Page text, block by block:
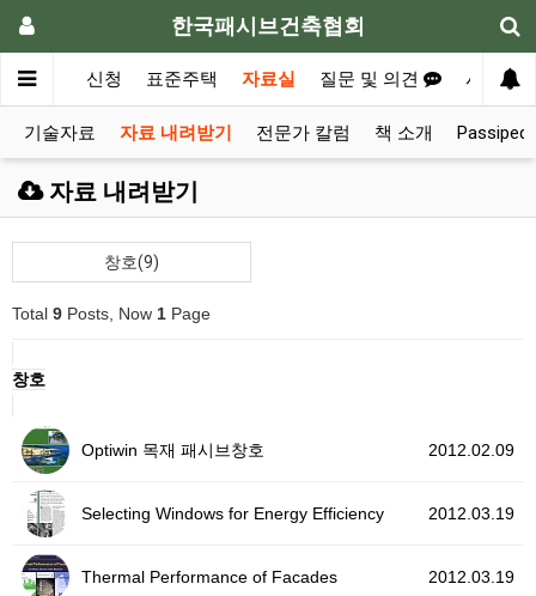
한국패시브건축협회
공지 신청 표준주택 자료실 질문 및 의견 사례집
기술자료 자료 내려받기 전문가 칼럼 책 소개
자료 내려받기
창호(9)
Total 9 Posts, Now 1 Page
창호
2012.02.09
Optiwin 목재 패시브창호
2012.03.19
Selecting Windows for Energy Efficiency
2012.03.19
Thermal Performance of Facades